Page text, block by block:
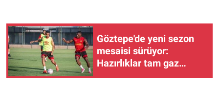
Göztepe'de yeni sezon
mesaisi sürüyor:
Hazırlıklar tam gaz
devam ediyor